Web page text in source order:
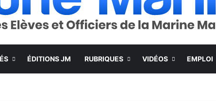
ÉDITIONS JM RUBRIQUES VIDÉOS EMPLOI